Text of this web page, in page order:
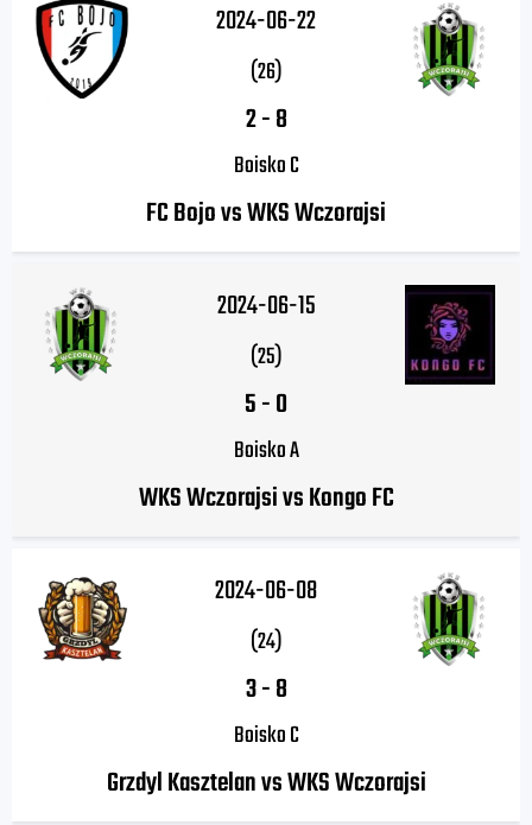
2024-06-22
(26)
2-8
Boisko C
FC Bojo vs WKS Wczorajsi
2024-06-15
(25)
5-0
Boisko A
WKS Wczorajsi vs Kongo FC
2024-06-08
(24)
3-8
Boisko C
Grzdyl Kasztelan vs WKS Wczorajsi